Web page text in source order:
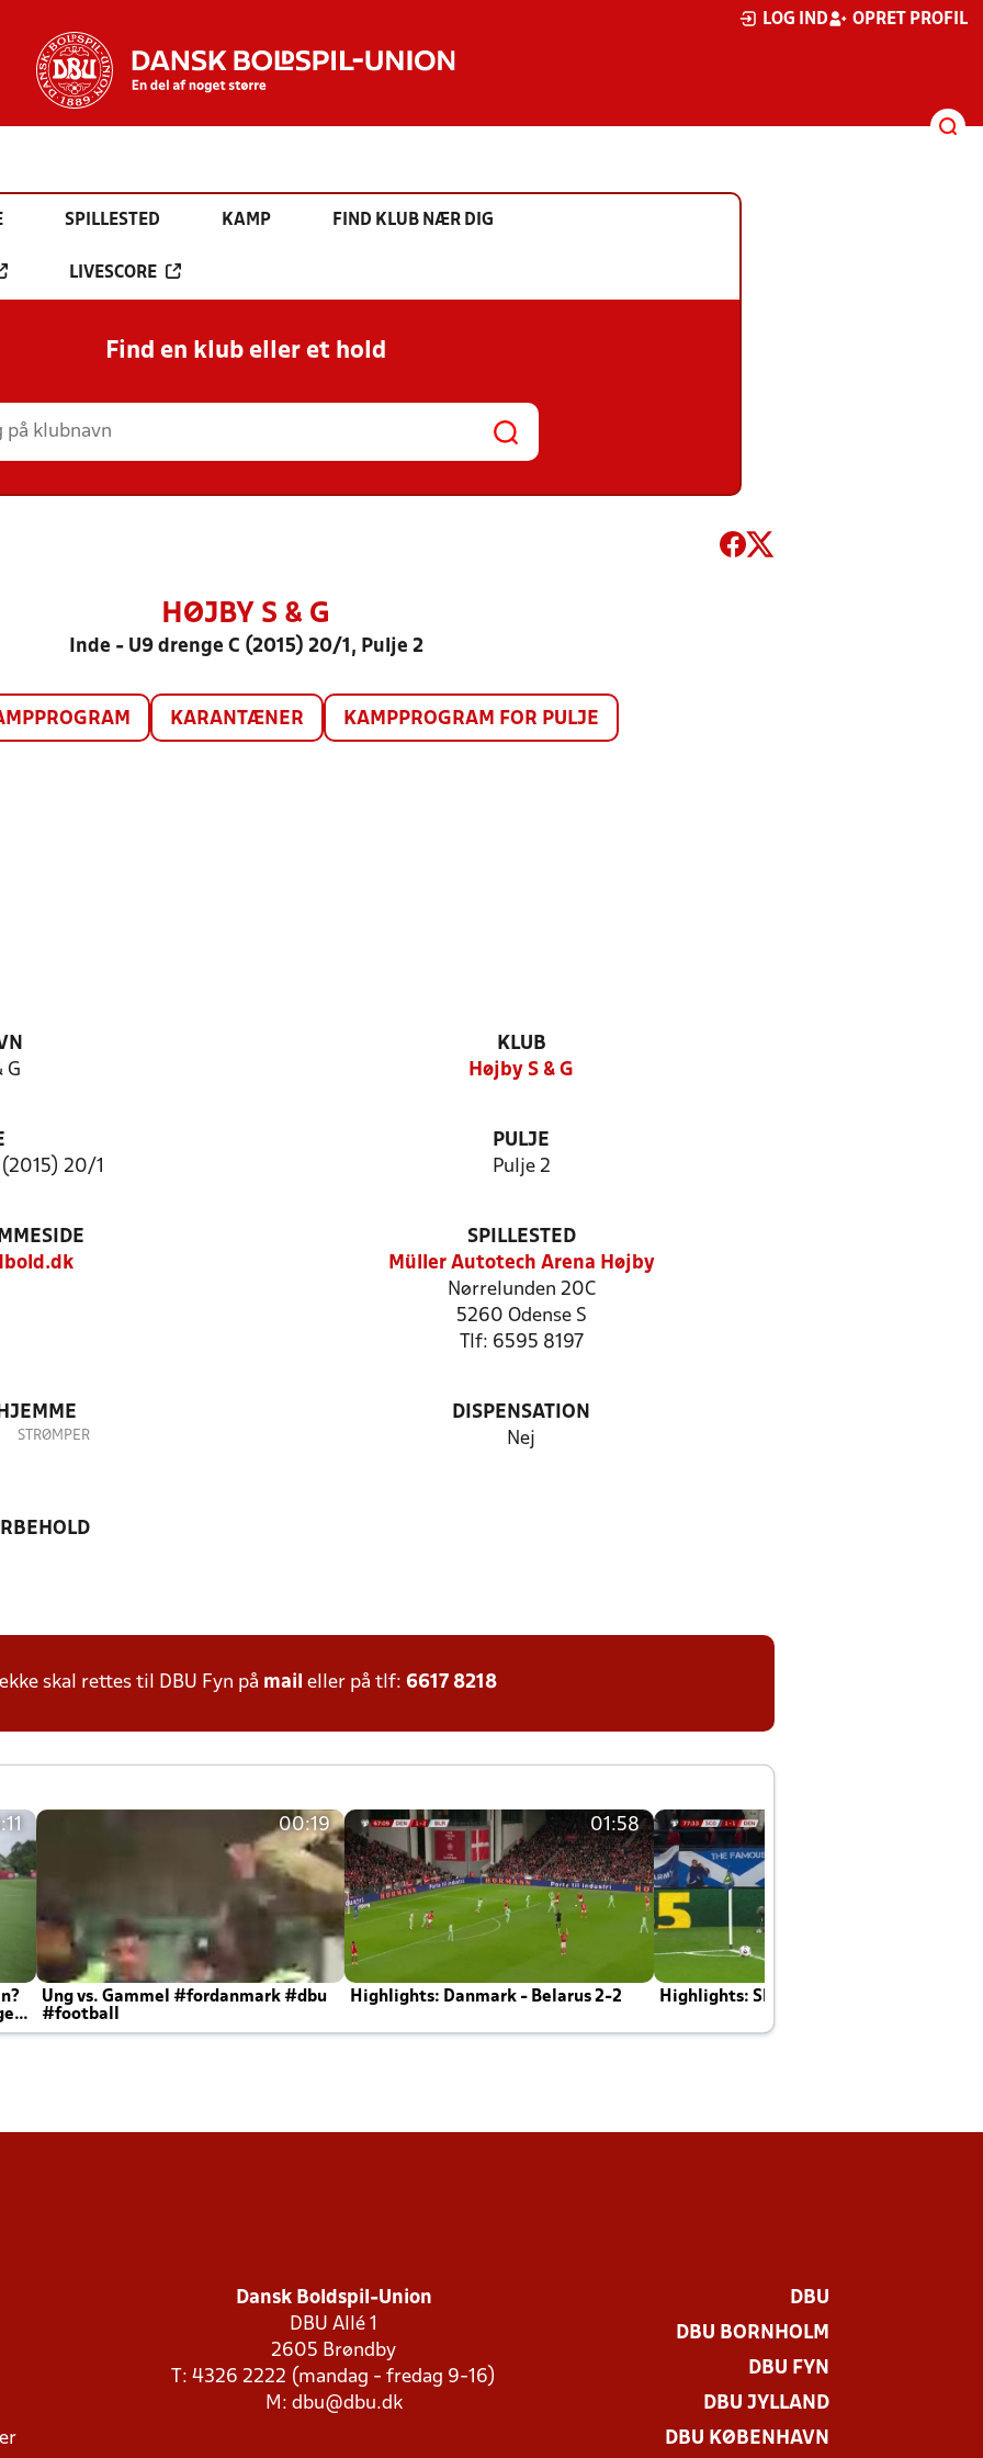
LOG IND OPRET PROFIL
SPILLESTED KAMP FIND KLUB NÆR DIG
LIVESCORE
Find en klub eller et hold
HØJBY S & G
Inde - U9 drenge C (2015) 20/1, Pulje 2
KARANTÆNER KAMPPROGRAM FOR PULJE
G
KLUB
Højby S & G
(2015) 20/1
PULJE
Pulje 2
SPILLESTED
Müller Autotech Arena Højby
Nørrelunden 20C
5260 Odense S
Tlf: 6595 8197
STRØMPER
DISPENSATION
Nej
skal rettes til DBU Fyn på mail eller på tlf: 6617 8218
00:19
Ung vs. Gammel #fordanmark #dbu
#football
01:58
Highlights: Danmark - Belarus 2-2 Highlights: Skotland - Danmark 4-2
Dansk Boldspil-Union
DBU Allé 1
2605 Brøndby
T: 4326 2222 (mandag - fredag 9-16)
M: dbu@dbu.dk
DBU
DBU BORNHOLM
DBU FYN
DBU JYLLAND
DBU KØBENHAVN